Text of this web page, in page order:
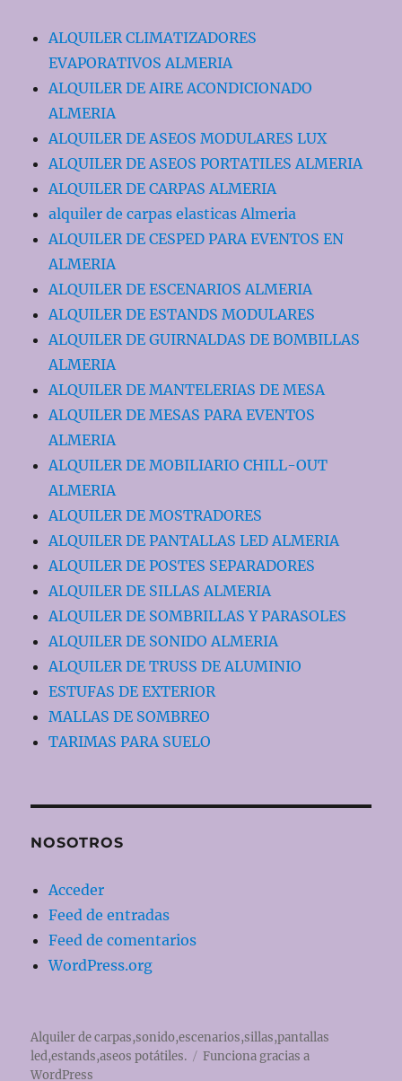
ALQUILER CLIMATIZADORES
EVAPORATIVOS ALMERIA
ALQUILER DE AIRE ACONDICIONADO
ALMERIA
ALQUILER DE ASEOS MODULARES LUX
ALQUILER DE ASEOS PORTATILES ALMERIA
ALQUILER DE CARPAS ALMERIA
alquiler de carpas elasticas Almeria
ALQUILER DE CESPED PARA EVENTOS EN
ALMERIA
ALQUILER DE ESCENARIOS ALMERIA
ALQUILER DE ESTANDS MODULARES
ALQUILER DE GUIRNALDAS DE BOMBILLAS
ALMERIA
ALQUILER DE MANTELERIAS DE MESA
ALQUILER DE MESAS PARA EVENTOS
ALMERIA
ALQUILER DE MOBILIARIO CHILL-OUT
ALMERIA
ALQUILER DE MOSTRADORES
ALQUILER DE PANTALLAS LED ALMERIA
ALQUILER DE POSTES SEPARADORES
ALQUILER DE SILLAS ALMERIA
ALQUILER DE SOMBRILLAS Y PARASOLES
ALQUILER DE SONIDO ALMERIA
ALQUILER DE TRUSS DE ALUMINIO
ESTUFAS DE EXTERIOR
MALLAS DE SOMBREO
TARIMAS PARA SUELO
NOSOTROS
Acceder
Feed de entradas
Feed de comentarios
WordPress.org
Alquiler de carpas,sonido,escenarios,sillas,pantallas
led,estands,aseos potátiles.
Funciona gracias a
WordPress